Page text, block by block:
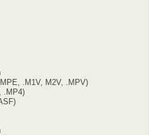
.M1V, M2V, .MPV)
.MP4)